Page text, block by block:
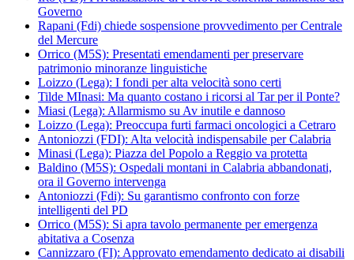
Governo
Rapani (Fdi) chiede sospensione provvedimento per Centrale
del Mercure
Orrico (M5S): Presentati emendamenti per preservare
patrimonio minoranze linguistiche
Loizzo (Lega): I fondi per alta velocità sono certi
Tilde MInasi: Ma quanto costano i ricorsi al Tar per il Ponte?
Miasi (Lega): Allarmismo su Av inutile e dannoso
Loizzo (Lega): Preoccupa furti farmaci oncologici a Cetraro
Antoniozzi (FDI): Alta velocità indispensabile per Calabria
Minasi (Lega): Piazza del Popolo a Reggio va protetta
Baldino (M5S): Ospedali montani in Calabria abbandonati,
ora il Governo intervenga
Antoniozzi (Fdi): Su garantismo confronto con forze
intelligenti del PD
Orrico (M5S): Si apra tavolo permanente per emergenza
abitativa a Cosenza
Cannizzaro (FI): Approvato emendamento dedicato ai disabili